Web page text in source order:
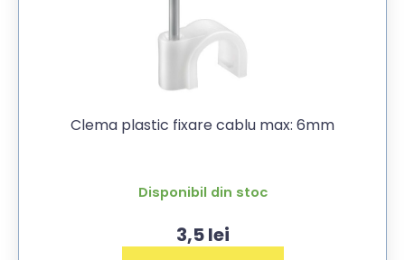
Clema plastic fixare cablu max: 6mm
Disponibil din stoc
3,5lei